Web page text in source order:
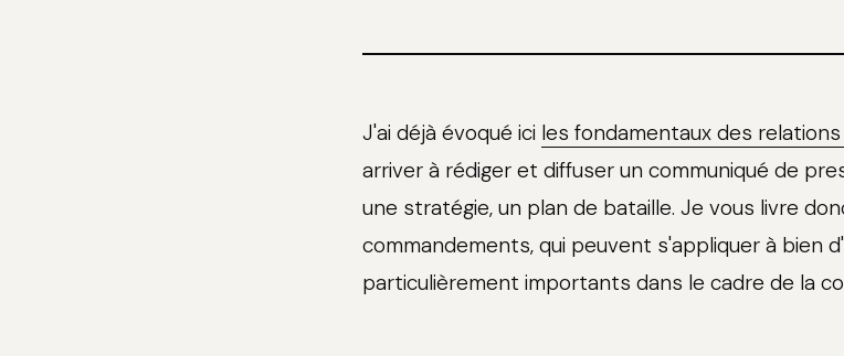
J'ai déjà évoqué ici les fondamentaux des
arriver à rédiger et diffuser un communiqué de
une stratégie, un plan de bataille. Je vous livre
commandements, qui peuvent s'appliquer à bien
particulièrement importants dans le cadre de la